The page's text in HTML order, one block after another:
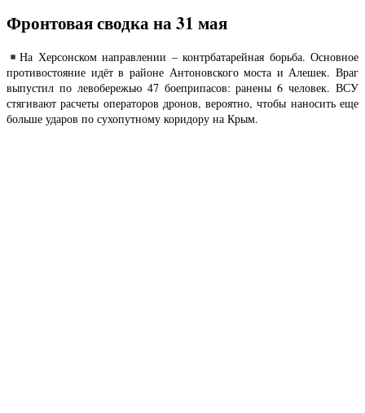
Фронтовая сводка на 31 мая
На Херсонском направлении – контрбатарейная борьба. Основное
противостояние идёт в районе Антоновского моста и Алешек. Враг
выпустил по левобережью 47 боеприпасов: ранены 6 человек. ВСУ
стягивают расчеты операторов дронов, вероятно, чтобы наносить еще
больше ударов по сухопутному коридору на Крым.